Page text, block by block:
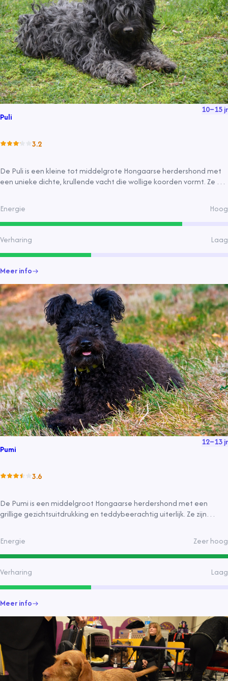
Puli
10–15jr
3.2
De Puli is een kleine tot middelgrote Hongaarse herdershond met
een unieke dichte, krullende vacht die wollige koorden vormt. Ze zijn
Energie Hoog
Verharing Laag
Meer info
Pumi
12–13jr
3.6
De Pumi is een middelgroot Hongaarse herdershond met een
grillige gezichtsuitdrukking en teddybeerachtig uiterlijk. Ze zijn
Energie Zeer hoog
Verharing Laag
Meer info